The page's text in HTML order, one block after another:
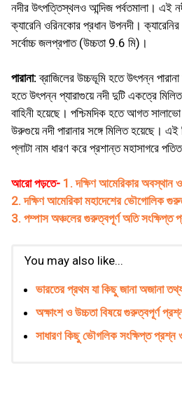
নদীর উৎপত্তিস্থলও আন্দিজ পর্বতমালা। এই
ক্যারেনি ওরিনকোর প্রধান উপনদী।
সর্বোচ্চ জলপ্রপাত (উচ্চতা 9.6 মি)।
পারানা:ব্রাজিলের উচ্চভূমি হতে উৎপন্ন
হতে উৎপন্ন প্যারাগুয়ে নদী দুটি একত্রে মিলিত
বাহিনী হয়েছে। পশ্চিমদিক হতে আগত
উরুগুয়ে নদী পারানার সঙ্গে মিলিত হয়েছে।
প্লাটা নাম ধারণ করে প্রশান্ত মহাসাগরে
আরো পড়তে- 1. দক্ষিণ আমেরিকার
2. দক্ষিণ আমেরিকা মহাদেশের ভৌগোলিক
3. পম্পাস অঞ্চলের গুরুত্বপূর্ণ অতি সংক্ষিপ্ত
You may also like...
ভারতের প্রথম যা কিছু জানা অজানা
অক্ষাংশ ও উচ্চতা বিষয়ে গুরুত্বপূর্ণ
সাধারণ কিছু ভৌগলিক সংক্ষিপ্ত